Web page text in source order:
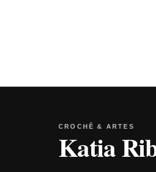
CROCHÊ & ARTES
Katia